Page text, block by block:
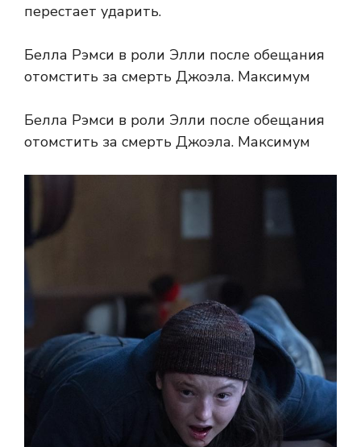
перестает ударить.
Белла Рэмси в роли Элли после обещания
отомстить за смерть Джоэла. Максимум
Белла Рэмси в роли Элли после обещания
отомстить за смерть Джоэла. Максимум